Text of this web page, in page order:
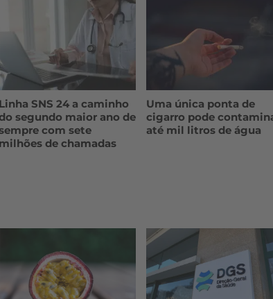
Linha SNS 24 a caminho
segundo maior ano de
com sete
milhões de chamadas
Uma única ponta de
cigarro pode
até mil litros de água